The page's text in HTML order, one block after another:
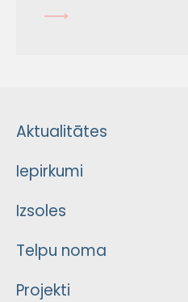
Aktualitātes
Iepirkumi
Izsoles
Telpu noma
Projekti